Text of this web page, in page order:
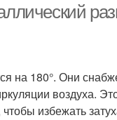
на 180°. Они
воздуха.
избежать